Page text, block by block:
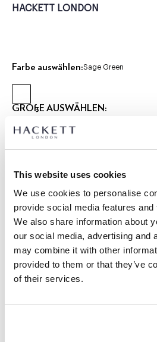
This website uses cookies
We use cookies to personalise
provide social media features
We also share information about
our social media, advertising and
may combine it with other
provided to them or that they’ve
of their services.
HACKETT LONDON
Farbe auswählen:Sage Green
GRÖßE AUSWÄHLEN:
2 JAHRE 3 JAHRE
ARTIKEL DETAILS
BESCHREIBUNG
HK5000029
LIEFERUNG UND
FREE Click & Collect 4-5 Werktage